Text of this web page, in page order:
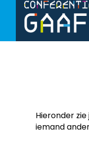
Hieronder
iemand